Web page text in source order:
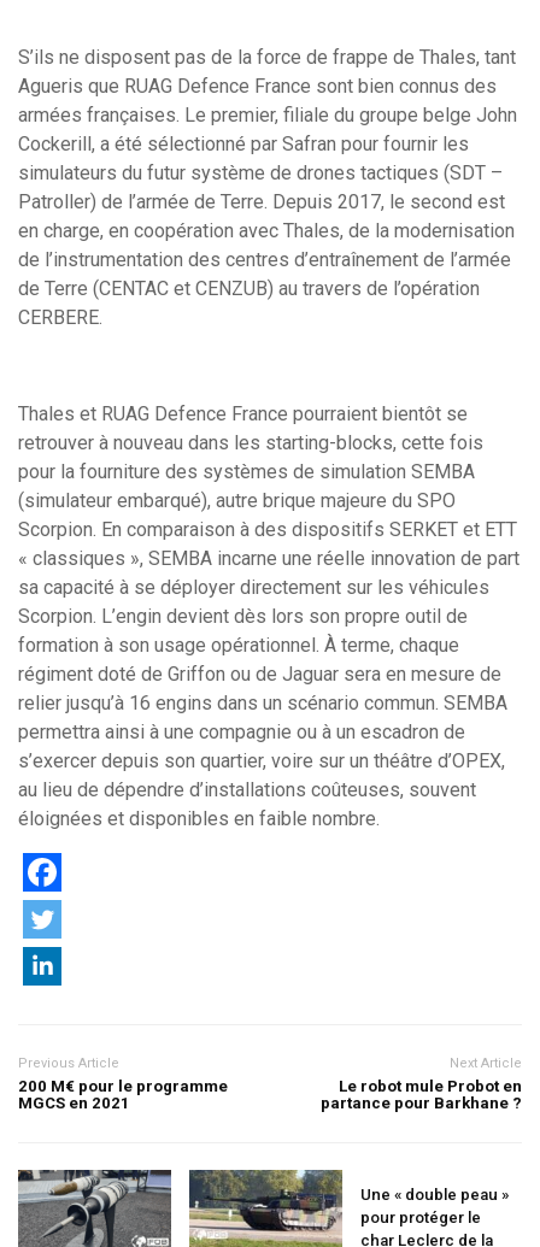
S’ils ne disposent pas de la force de frappe de Thales, tant
Agueris que RUAG Defence France sont bien connus des
armées françaises. Le premier, filiale du groupe belge John
Cockerill, a été sélectionné par Safran pour fournir les
simulateurs du futur système de drones tactiques (SDT –
Patroller) de l’armée de Terre. Depuis 2017, le second est
en charge, en coopération avec Thales, de la modernisation
de l’instrumentation des centres d’entraînement de l’armée
de Terre (CENTAC et CENZUB) au travers de l’opération
CERBERE.
Thales et RUAG Defence France pourraient bientôt se
retrouver à nouveau dans les starting-blocks, cette fois
pour la fourniture des systèmes de simulation SEMBA
(simulateur embarqué), autre brique majeure du SPO
Scorpion. En comparaison à des dispositifs SERKET et ETT
« classiques », SEMBA incarne une réelle innovation de part
sa capacité à se déployer directement sur les véhicules
Scorpion. L’engin devient dès lors son propre outil de
formation à son usage opérationnel. À terme, chaque
régiment doté de Griffon ou de Jaguar sera en mesure de
relier jusqu’à 16 engins dans un scénario commun. SEMBA
permettra ainsi à une compagnie ou à un escadron de
s’exercer depuis son quartier, voire sur un théâtre d’OPEX,
au lieu de dépendre d’installations coûteuses, souvent
éloignées et disponibles en faible nombre.
Previous Article
200 M€ pour le programme
MGCS en 2021
Next Article
Le robot mule Probot en
partance pour Barkhane ?
Une « double peau »
pour protéger le
char Leclerc de la